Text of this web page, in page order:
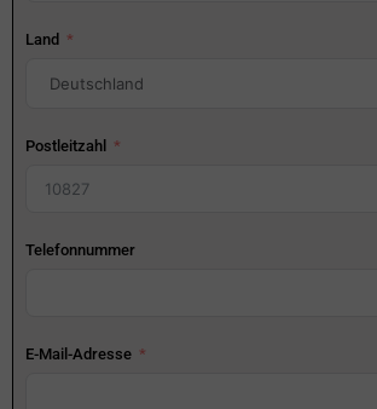
Land
Postleitzahl
Telefonnummer
E-Mail-Adresse